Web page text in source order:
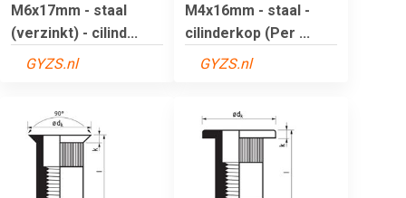
M6x17mm - staal
(verzinkt) - cilind...
GYZS.nl
M4x16mm - staal -
cilinderkop (Per ...
GYZS.nl